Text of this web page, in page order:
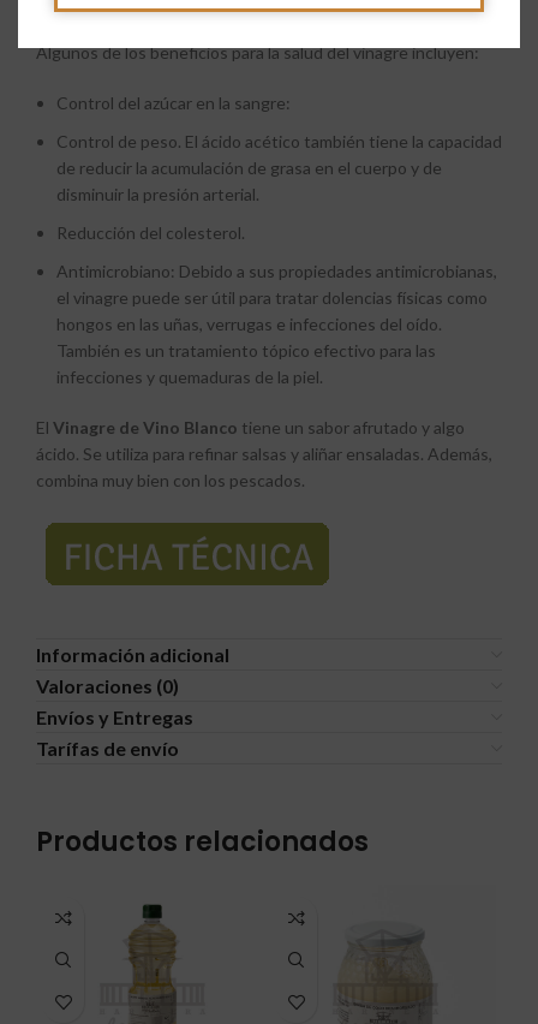
Algunos de los beneficios para la salud del vinagre incluyen:
Control del azúcar en la sangre:
Control de peso. El ácido acético también tiene la capacidad
de reducir la acumulación de grasa en el cuerpo y de
disminuir la presión arterial.
Reducción del colesterol.
Antimicrobiano: Debido a sus propiedades antimicrobianas,
el vinagre puede ser útil para tratar dolencias físicas como
hongos en las uñas, verrugas e infecciones del oído.
También es un tratamiento tópico efectivo para las
infecciones y quemaduras de la piel.
El Vinagre de Vino Blanco tiene un sabor afrutado y algo
ácido. Se utiliza para refinar salsas y aliñar ensaladas. Además,
combina muy bien con los pescados.
Información adicional
Valoraciones (0)
Envíos y Entregas
Tarífas de envío
Productos relacionados